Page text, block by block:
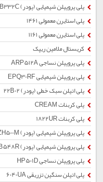
پلی پروپیلن شیمیایی (پودر) ZB332C
پلی استایرن معمولی 1461
پلی استایرن معمولی 1161
کریستال ملامین ریپک
پلی پروپیلن نساجی ARP512A
پلی پروپیلن شیمیایی EPQ30RF
پلی اتیلن سبک خطی (پودر) 22B02
پلی کربنات CREAM
پلی کربنات 1822UR
پلی پروپیلن شیمیایی (پودر) ZH500M
پلی پروپیلن شیمیایی (پودر) ZB548R
پلی پروپیلن نساجی HP501D
پلی اتیلن سنگین تزریقی 6040UA